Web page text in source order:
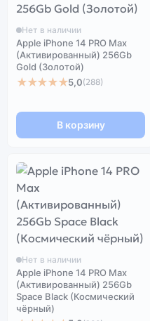
Нет в наличии
Apple iPhone 14 PRO Max
(Активированный) 256Gb
Gold (Золотой)
★★★★★5,0(288)
В корзину
Нет в наличии
Apple iPhone 14 PRO Max
(Активированный) 256Gb
Space Black (Космический
чёрный)